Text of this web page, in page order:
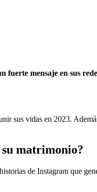
mensaje en sus
sus vidas en 2023.
su matrimonio?
de Instagram que